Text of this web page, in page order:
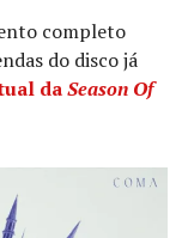
completo
do disco já
daSeason Of